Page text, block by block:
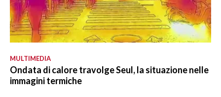
MULTIMEDIA
Ondata di calore travolge Seul, la situazione nelle
immagini termiche